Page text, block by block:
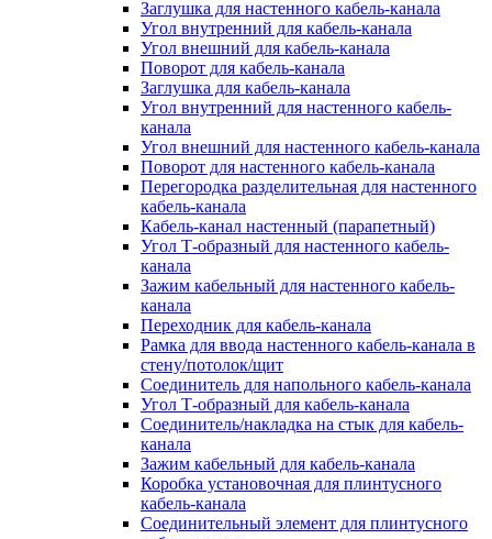
Заглушка для настенного кабель-канала
Угол внутренний для кабель-канала
Угол внешний для кабель-канала
Поворот для кабель-канала
Заглушка для кабель-канала
Угол внутренний для настенного кабель-
канала
Угол внешний для настенного кабель-канала
Поворот для настенного кабель-канала
Перегородка разделительная для настенного
кабель-канала
Кабель-канал настенный (парапетный)
Угол Т-образный для настенного кабель-
канала
Зажим кабельный для настенного кабель-
канала
Переходник для кабель-канала
Рамка для ввода настенного кабель-канала в
стену/потолок/щит
Соединитель для напольного кабель-канала
Угол Т-образный для кабель-канала
Соединитель/накладка на стык для кабель-
канала
Зажим кабельный для кабель-канала
Коробка установочная для плинтусного
кабель-канала
Соединительный элемент для плинтусного